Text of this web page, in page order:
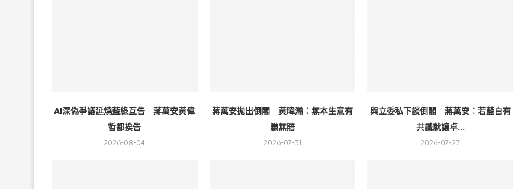
AI深偽爭議延燒藍綠互告 蔣萬安黃偉
哲都挨告
2026-08-04
蔣萬安拋出倒閣 黃暐瀚：無本生意有
賺無賠
2026-07-31
與立委私下談倒閣 蔣萬安：若藍白有
共識就讓卓...
2026-07-27